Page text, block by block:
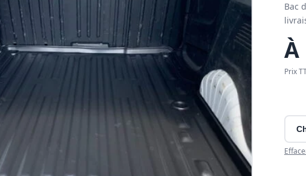
Bac
Prix